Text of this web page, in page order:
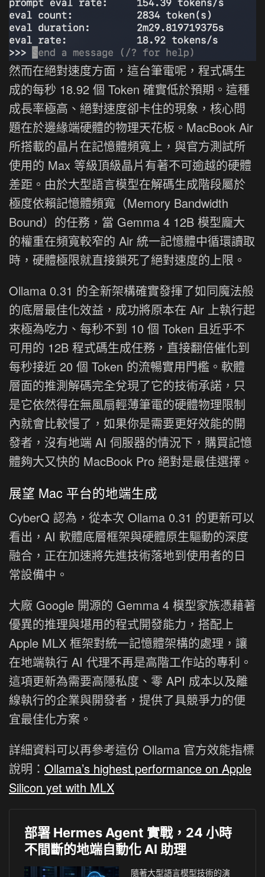
然而在絕對速度方面，這台筆電呢，程式碼生
成的每秒 18.92 個 Token 確實低於預期。這種
成長率極高、絕對速度卻卡住的現象，核心問
題在於邊緣端硬體的物理天花板。MacBook Air
所搭載的晶片在記憶體頻寬上，與官方測試所
使用的 Max 等級頂級晶片有著不可逾越的硬體
差距。由於大型語言模型在解碼生成階段屬於
極度依賴記憶體頻寬（Memory Bandwidth
Bound）的任務，當 Gemma 4 12B 模型龐大
的權重在頻寬較窄的 Air 統一記憶體中循環讀取
時，硬體極限就直接鎖死了絕對速度的上限。
Ollama 0.31 的全新架構確實發揮了如同魔法般
的底層最佳化效益，成功將原本在 Air 上執行起
來極為吃力、每秒不到 10 個 Token 且近乎不
可用的 12B 程式碼生成任務，直接翻倍催化到
每秒接近 20 個 Token 的流暢實用門檻。軟體
層面的推測解碼完全兌現了它的技術承諾，只
是它依然得在無風扇輕薄筆電的硬體物理限制
內就會比較慢了，如果你是需要更好效能的開
發者，沒有地端 AI 伺服器的情況下，購買記憶
體夠大又快的 MacBook Pro 絕對是最佳選擇。
展望 Mac 平台的地端生成
CyberQ 認為，從本次 Ollama 0.31 的更新可以
看出，AI 軟體底層框架與硬體原生驅動的深度
融合，正在加速將先進技術落地到使用者的日
常設備中。
大廠 Google 開源的 Gemma 4 模型家族憑藉著
優異的推理與堪用的程式開發能力，搭配上
Apple MLX 框架對統一記憶體架構的處理，讓
在地端執行 AI 代理不再是高階工作站的專利。
這項更新為需要高隱私度、零 API 成本以及離
線執行的企業與開發者，提供了具競爭力的便
宜最佳化方案。
詳細資料可以再參考這份 Ollama 官方效能指標
說明： Ollama’s highest performance on Apple
Silicon yet with MLX